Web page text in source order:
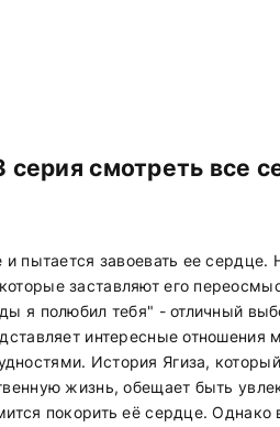
смотреть все
пытается завоевать ее сердце.
заставляют его
я полюбил тебя" - отличный
интересные
История Ягиза,
жизнь, обещает быть
покорить её сердце. Однако